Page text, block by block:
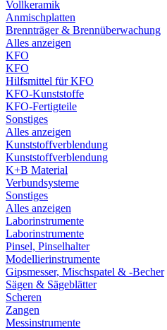
Vollkeramik
Anmischplatten
Brennträger & Brennüberwachung
Alles anzeigen
KFO
KFO
Hilfsmittel für KFO
KFO-Kunststoffe
KFO-Fertigteile
Sonstiges
Alles anzeigen
Kunststoffverblendung
Kunststoffverblendung
K+B Material
Verbundsysteme
Sonstiges
Alles anzeigen
Laborinstrumente
Laborinstrumente
Pinsel, Pinselhalter
Modellierinstrumente
Gipsmesser, Mischspatel & -Becher
Sägen & Sägeblätter
Scheren
Zangen
Messinstrumente